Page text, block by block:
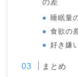
の差
睡眠量
食欲の
好き嫌
まとめ